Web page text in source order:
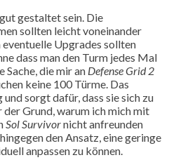
gestaltet sein. Die
sollten leicht voneinander
eventuelle Upgrades sollten
dass man den Turm jedes Mal
Sache, die mir an Defense Grid 2
keine 100 Türme. Das
sorgt dafür, dass sie sich zu
Grund, warum ich mich mit
Sol Survivornicht anfreunden
den Ansatz, eine geringe
anpassen zu können.